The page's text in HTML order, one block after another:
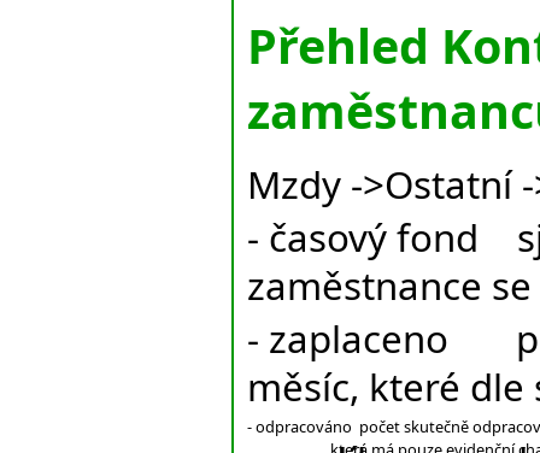
Přehled
Mzdy ->Ostatní
- časový fond
zaměstnance
- zaplaceno
měsíc, které
- odpracováno počet skutečně